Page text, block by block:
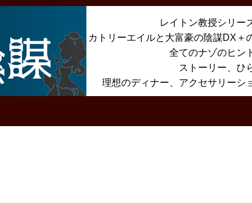
レイトン教授シリー
カトリーエイルと大富豪の陰謀DX＋
全てのナゾのヒン
ストーリー、ひ
理想のディナー、アクセサリーシ